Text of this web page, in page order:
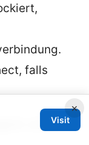
falls
und
×
Visit